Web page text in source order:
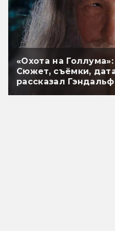
«Охота на
Сюжет, съёмки,
рассказал Гэндальф